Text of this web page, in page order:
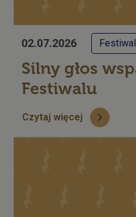
02.07.2026
Silny głos
Festiwalu
Czytaj więcej